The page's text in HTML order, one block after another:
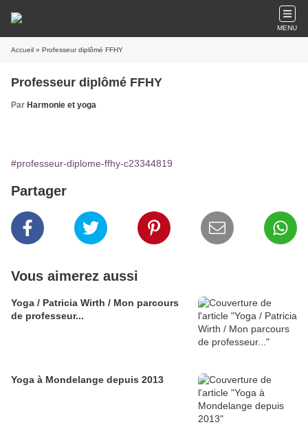
MENU
Accueil » Professeur diplômé FFHY
Professeur diplômé FFHY
Par Harmonie et yoga
#professeur-diplome-ffhy-c23344819
Partager
Vous aimerez aussi
Yoga / Patricia Wirth / Mon parcours
de professeur...
Yoga à Mondelange depuis 2013